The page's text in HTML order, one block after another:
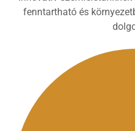
fenntartható és